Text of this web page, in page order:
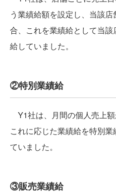
う業績給額を設定し、当該
合、これを業績給として当
給していました。
②特別業績給
Y1社は、月間の個人売上額
これに応じた業績給を特別
ていました。
③販売業績給